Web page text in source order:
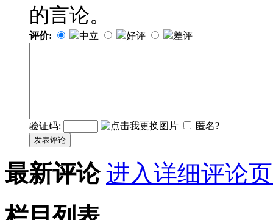
的言论。
评价: 中立 好评 差评
验证码: 匿名?
发表评论
最新评论 进入详细评论